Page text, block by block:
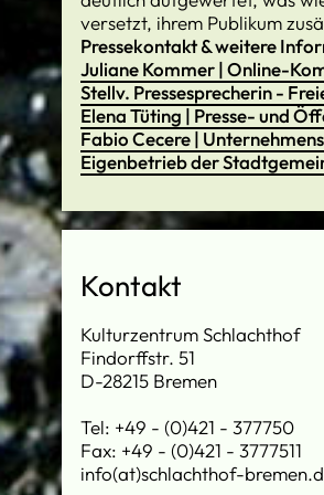
versetzt, ihrem Publikum
Pressekontakt & weitere
Juliane Kommer | Online-
Stellv. Pressesprecherin -
Elena Tüting | Presse- und
Fabio Cecere |
Eigenbetrieb der
Kontakt
Kulturzentrum Schlachthof
Findorffstr. 51
D-28215 Bremen
Tel: +49 - (0)421 - 377750
Fax: +49 - (0)421 - 3777511
info(at)schlachthof-